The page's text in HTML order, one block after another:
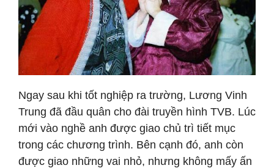
Ngay sau khi tốt nghiệp ra trường, Lương Vinh
Trung đã đầu quân cho đài truyền hình TVB. Lúc
mới vào nghề anh được giao chủ trì tiết mục
trong các chương trình. Bên cạnh đó, anh còn
được giao những vai nhỏ, nhưng không mấy ấn